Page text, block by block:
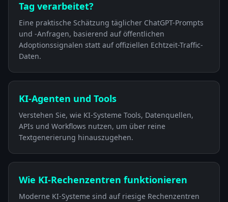
Tag verarbeitet?
Eine praktische Schätzung täglicher ChatGPT-Prompts
und -Anfragen, basierend auf öffentlichen
Adoptionssignalen statt auf offiziellen Echtzeit-Traffic-
Daten.
KI-Agenten und Tools
Verstehen Sie, wie KI-Systeme Tools, Datenquellen,
APIs und Workflows nutzen, um über reine
Textgenerierung hinauszugehen.
Wie KI-Rechenzentren funktionieren
Moderne KI-Systeme sind auf riesige Rechenzentren